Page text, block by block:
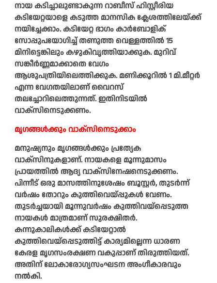
നായ കടിച്ചാലുണ്ടാകുന്ന റാബീസ് ഹിസ്റ്റീരിയ
കടിയേറ്റയാളെ കടുത്ത മാനസിക ക്ലേശത്തിലേയ്ക്ക്
നയിച്ചേക്കാം. കടിയേറ്റ ഭാഗം കാർബോളിക്‌
സോപ്പുപയോഗിച്ച് തണുത്ത വെള്ളത്തിൽ 15
മിനിട്ടെങ്കിലും കഴുകിവൃത്തിയാക്കുക. മുറിവ്‌
സങ്കീർണ്ണമാക്കാതെ വേഗം
ആശുപത്രിയിലെത്തിക്കുക. മണിക്കൂറിൽ 1 മി.മീറ്റർ
എന്ന വേഗതയിലാണ്‌ വൈറസ്
തലച്ചോറിലെത്തുന്നത്. ഇതിനിടയിൽ
വാക്‌സിനെടുക്കണം.
മൃഗങ്ങൾക്കും വാക്‌സിനെടുക്കാം
മനുഷ്യനും മൃഗങ്ങൾക്കും പ്രത്യേക
വാക്‌സിനുകളാണ്. നായകളെ മൂന്നുമാസം
പ്രായത്തിൽ ആദ്യ വാക്‌സിനേഷനെടുക്കണം.
പിന്നീട് ഒരു മാസത്തിനുശേഷം ബൂസ്റ്റർ, തുടർന്ന്‌
വർഷം തോറും കുത്തിവെയ്പ്പുകൾ വേണം.
തുടർച്ചയായി മൂന്നുവർഷം കുത്തിവയ്‌പ്പെടുത്ത
നായകൾ മാത്രമാണ് സുരക്ഷിതർ.
കന്നുകാലികൾക്ക് കടിയേറ്റാൽ
കുത്തിവെയ്പ്പെടുത്തിട്ട് കാര്യമില്ലെന്ന ധാരണ
കേരള മൃഗസംരക്ഷണ വകുപ്പാണ് തിരുത്തിയത്.
അതിന് ലോകാരോഗ്യസംഘടന അംഗീകാരവും
നൽകി.